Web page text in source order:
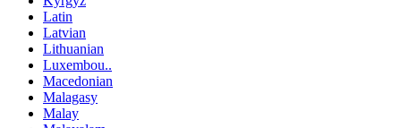
Latin
Latvian
Lithuanian
Luxembou..
Macedonian
Malagasy
Malay